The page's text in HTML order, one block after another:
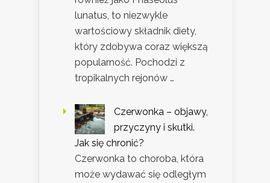
lunatus, to niezwykle
wartościowy składnik diety,
który zdobywa coraz większą
popularność. Pochodzi z
tropikalnych rejonów …
Czerwonka – objawy,
przyczyny i skutki.
Jak się chronić?
Czerwonka to choroba, która
może wydawać się odległym